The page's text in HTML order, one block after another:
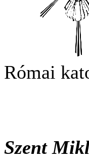
Római
Szent